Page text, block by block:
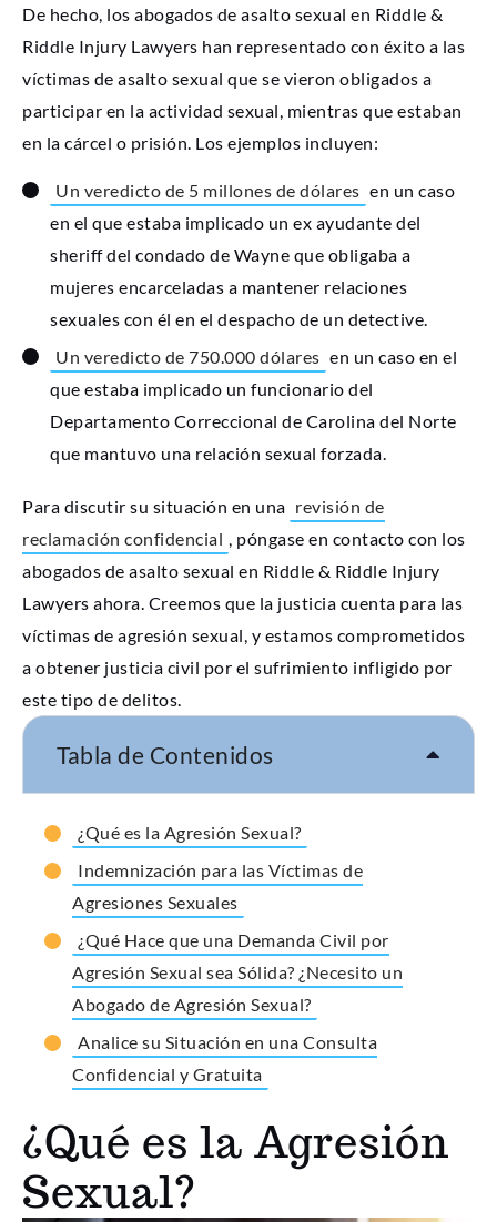
De hecho, los abogados de asalto sexual en Riddle &
Riddle Injury Lawyers han representado con éxito a las
víctimas de asalto sexual que se vieron obligados a
participar en la actividad sexual, mientras que estaban
en la cárcel o prisión. Los ejemplos incluyen:
Un veredicto de 5 millones de dólares en un caso
en el que estaba implicado un ex ayudante del
sheriff del condado de Wayne que obligaba a
mujeres encarceladas a mantener relaciones
sexuales con él en el despacho de un detective.
Un veredicto de 750.000 dólares en un caso en el
que estaba implicado un funcionario del
Departamento Correccional de Carolina del Norte
que mantuvo una relación sexual forzada.
Para discutir su situación en una revisión de
reclamación confidencial , póngase en contacto con los
abogados de asalto sexual en Riddle & Riddle Injury
Lawyers ahora. Creemos que la justicia cuenta para las
víctimas de agresión sexual, y estamos comprometidos
a obtener justicia civil por el sufrimiento infligido por
este tipo de delitos.
Tabla de Contenidos
¿Qué es la Agresión Sexual?
Indemnización para las Víctimas de
Agresiones Sexuales
¿Qué Hace que una Demanda Civil por
Agresión Sexual sea Sólida? ¿Necesito un
Abogado de Agresión Sexual?
Analice su Situación en una Consulta
Confidencial y Gratuita
¿Qué es la Agresión
Sexual?